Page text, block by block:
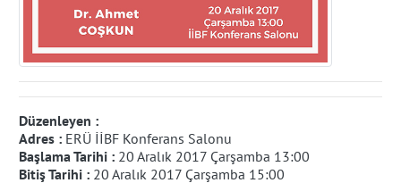
Düzenleyen :
Adres : ERÜ İİBF Konferans Salonu
Başlama Tarihi : 20 Aralık 2017 Çarşamba 13:00
Bitiş Tarihi : 20 Aralık 2017 Çarşamba 15:00